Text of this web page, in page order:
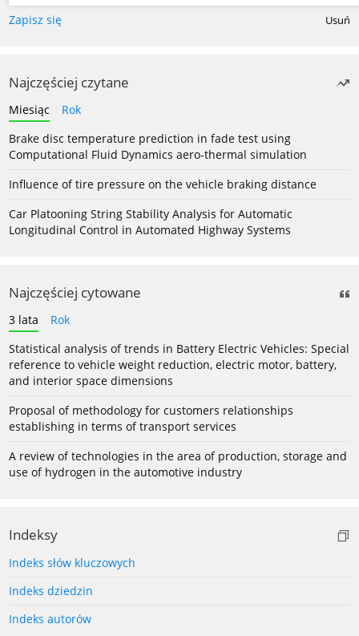
Zapisz się Usuń
Najczęściej czytane
Miesiąc
Rok
Brake disc temperature prediction in fade test using
Computational Fluid Dynamics aero-thermal simulation
Influence of tire pressure on the vehicle braking distance
Car Platooning String Stability Analysis for Automatic
Longitudinal Control in Automated Highway Systems
Najczęściej cytowane
3 lata
Rok
Statistical analysis of trends in Battery Electric Vehicles: Special
reference to vehicle weight reduction, electric motor, battery,
and interior space dimensions
Proposal of methodology for customers relationships
establishing in terms of transport services
A review of technologies in the area of production, storage and
use of hydrogen in the automotive industry
Indeksy
Indeks słów kluczowych
Indeks dziedzin
Indeks autorów